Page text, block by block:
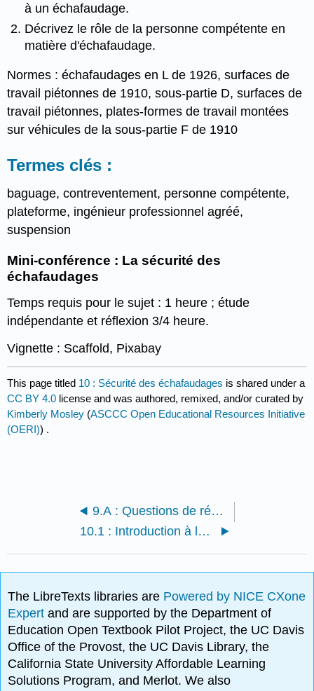
à un échafaudage.
Décrivez le rôle de la personne compétente en
matière d'échafaudage.
Normes : échafaudages en L de 1926, surfaces de
travail piétonnes de 1910, sous-partie D, surfaces de
travail piétonnes, plates-formes de travail montées
sur véhicules de la sous-partie F de 1910
Termes clés :
baguage, contreventement, personne compétente,
plateforme, ingénieur professionnel agréé,
suspension
Mini-conférence : La sécurité des
échafaudages
Temps requis pour le sujet : 1 heure ; étude
indépendante et réflexion 3/4 heure.
Vignette : Scaffold, Pixabay
This page titled 10 : Sécurité des échafaudages is shared under a
CC BY 4.0 license and was authored, remixed, and/or curated by
Kimberly Mosley (ASCCC Open Educational Resources Initiative
(OERI)) .
9.A : Questions de révision du chapitre 9
10.1 : Introduction à la sécurité des échafaudages
The LibreTexts libraries are Powered by NICE CXone
Expertand are supported by the Department of
Education Open Textbook Pilot Project, the UC Davis
Office of the Provost, the UC Davis Library, the
California State University Affordable Learning
Solutions Program, and Merlot. We also